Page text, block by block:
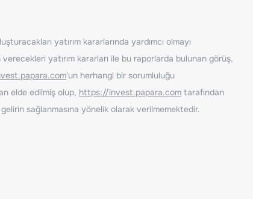
yatırım kararlarında yardımcı olmayı
verecekleri yatırım kararları ile bu raporlarda bulunan görüş,
'un herhangi bir sorumluluğu
elde edilmiş olup, https://invest.papara.com tarafından
sağlanmasına yönelik olarak verilmemektedir.